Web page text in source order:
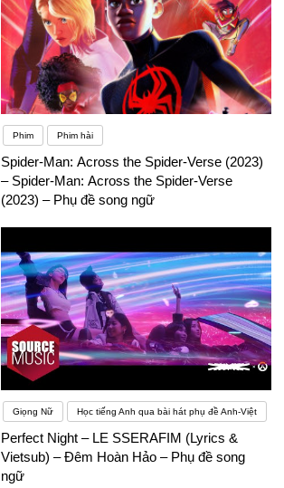
Phim Phim hài
Spider-Man: Across the Spider-Verse (2023)
– Spider-Man: Across the Spider-Verse
(2023) – Phụ đề song ngữ
Giọng Nữ Học tiếng Anh qua bài hát phụ đề Anh-Việt
Perfect Night – LE SSERAFIM (Lyrics &
Vietsub) – Đêm Hoàn Hảo – Phụ đề song
ngữ